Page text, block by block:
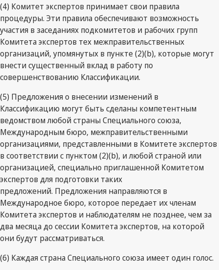
(4) Комитет экспертов принимает свои правила
процедуры. Эти правила обеспечивают возможность
участия в заседаниях подкомитетов и рабочих групп
Комитета экспертов тех межправительственных
организаций, упомянутых в пункте (2)(b), которые могут
внести существенный вклад в работу по
совершенствованию Классификации.
(5) Предложения о внесении изменений в
Классификацию могут быть сделаны компетентным
ведомством любой страны Специального союза,
Международным бюро, межправительственными
организациями, представленными в Комитете экспертов
в соответствии с пунктом (2)(b), и любой страной или
организацией, специально приглашенной Комитетом
экспертов для подготовки таких
предложений. Предложения направляются в
Международное бюро, которое передает их членам
Комитета экспертов и наблюдателям не позднее, чем за
два месяца до сессии Комитета экспертов, на которой
они будут рассматриваться.
(6) Каждая страна Специального союза имеет один голос.